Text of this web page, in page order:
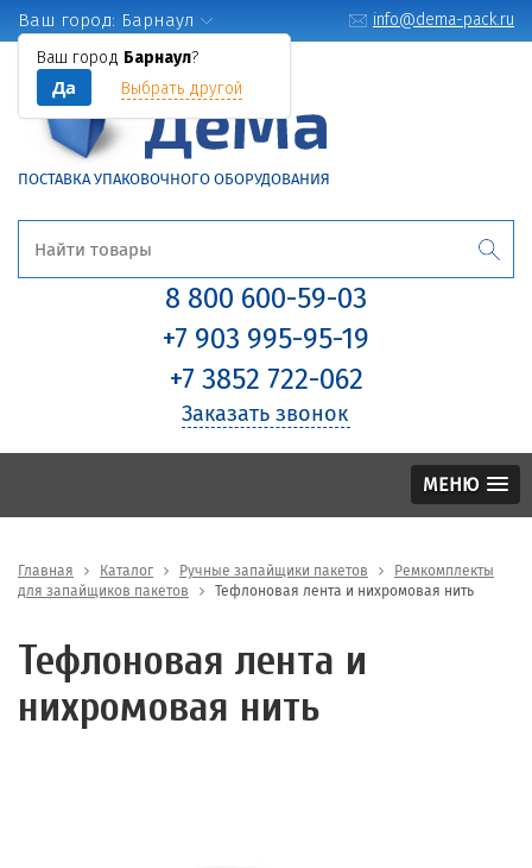
Ваш город: Барнаул
Ваш город Барнаул?
Да Выбрать другой
info@dema-pack.ru
ПОСТАВКА УПАКОВОЧНОГО ОБОРУДОВАНИЯ
8 800 600-59-03
+7 903 995-95-19
+7 3852 722-062
Заказать звонок
МЕНЮ
Главная Каталог Ручные запайщики пакетов
Ремкомплекты
для запайщиков пакетов
Тефлоновая лента и нихромовая нить
Тефлоновая лента и
нихромовая нить